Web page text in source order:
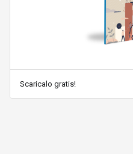
Scaricalo gratis!